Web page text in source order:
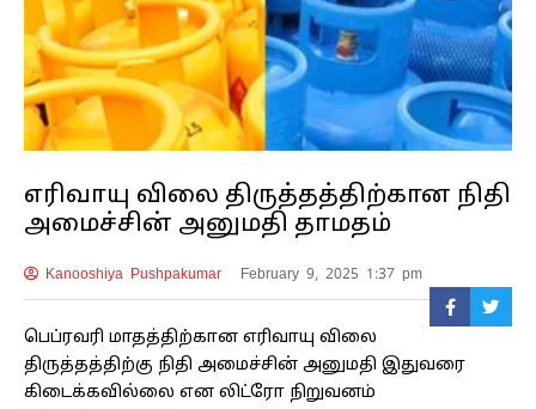
எரிவாயு விலை திருத்தத்திற்கான நிதி
அமைச்சின் அனுமதி தாமதம்
Kanooshiya Pushpakumar February 9, 2025 1:37 pm
பெப்ரவரி மாதத்திற்கான எரிவாயு விலை
திருத்தத்திற்கு நிதி அமைச்சின் அனுமதி இதுவரை
கிடைக்கவில்லை என லிட்ரோ நிறுவனம்